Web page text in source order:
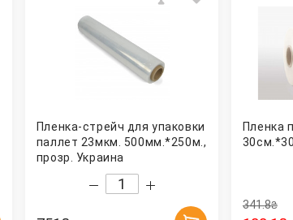
Пленка-стрейч для упаковки
паллет 23мкм. 500мм.*250м.,
прозр. Украина
Пленка
341.8₴